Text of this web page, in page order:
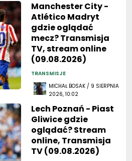
Manchester City -
Atlético Madryt
gdzie oglądać
mecz? Transmisja
TV, stream online
(09.08.2026)
TRANSMISJE
MICHAŁ BOSAK / 9 SIERPNIA
2026, 10:02
Lech Poznań - Piast
Gliwice gdzie
oglądać? Stream
online, Transmisja
TV (09.08.2026)